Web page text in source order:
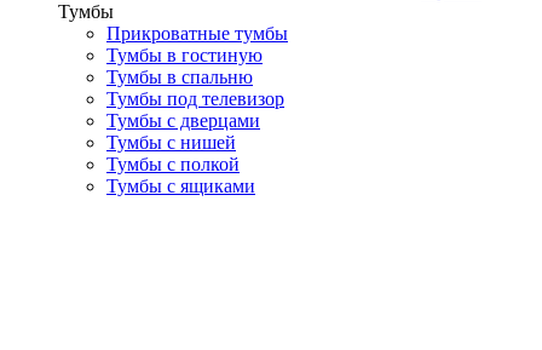
Тумбы
Прикроватные тумбы
Тумбы в гостиную
Тумбы в спальню
Тумбы под телевизор
Тумбы с дверцами
Тумбы с нишей
Тумбы с полкой
Тумбы с ящиками